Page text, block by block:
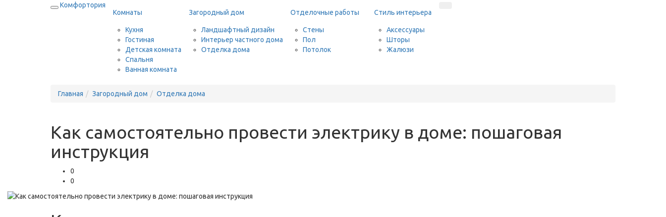
Комфортория
Комнаты
Кухня
Гостиная
Детская комната
Спальня
Ванная комната
Загородный дом
Ландшафтный дизайн
Интерьер частного дома
Отделка дома
Отделочные работы
Стены
Пол
Потолок
Стиль интерьера
Аксессуары
Шторы
Жалюзи
Главная Загородный дом Отделка дома
Как самостоятельно провести электрику в доме: пошаговая
инструкция
0
0